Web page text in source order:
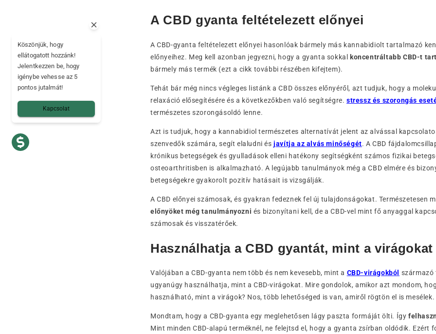
A CBD gyanta feltételezett előnyei
A CBD-gyanta feltételezett előnyei hasonlóak bármely más kannabidiolt tartalmazó
előnyeihez. Meg kell azonban jegyezni, hogy a gyanta sokkal
koncentráltabb CBD-t
bármely más termék (ezt a cikk további részében kifejtem).
Tehát bár még nincs végleges listánk a CBD összes előnyéről, azt tudjuk, hogy a
relaxáció elősegítésére és a következőkben való segítségre. stressz és szorongás
természetes szorongásoldó lenne.
Azt is tudjuk, hogy a kannabidiol természetes alternatívát jelent az alvással
szenvedők számára, segít elaludni ésjavítja az alvás minőségét. A CBD
krónikus betegségek és gyulladások elleni hatékony segítségként számos fizikai
osteoarthritisben is alkalmazható. A legújabb tanulmányok még a CBD elmére és
betegségekre gyakorolt pozitív hatásait is vizsgálják.
A CBD előnyei számosak, és gyakran fedeznek fel új tulajdonságokat. Természetesen
előnyöket még tanulmányozni és bizonyítani kell, de a CBD-vel mint fő anyaggal
számosak és visszatérőek.
Használhatja a CBD gyantát, mint a virágokat
Valójában a CBD-gyanta nem több és nem kevesebb, mint a CBD-virágokból származó
ugyanúgy használhatja, mint a CBD-virágokat. Mire gondolok, amikor azt mondom,
használható, mint a virágok? Nos, több lehetőséged is van, amiről rögtön el is mesélek.
Mondtam, hogy a CBD-gyanta egy meglehetősen lágy paszta formáját ölti. Így
Mint minden CBD-alapú terméknél, ne felejtsd el, hogy a gyanta zsírban oldódik. Ezért
Köszönjük, hogy
ellátogatott hozzánk!
Jelentkezzen be, hogy
igénybe vehesse az 5
pontos jutalmát!
Kapcsolat